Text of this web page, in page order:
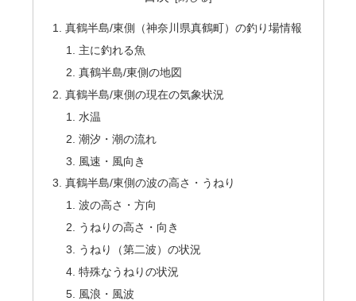
真鶴半島/東側（神奈川県真鶴町）の釣り場情報
主に釣れる魚
真鶴半島/東側の地図
真鶴半島/東側の現在の気象状況
水温
潮汐・潮の流れ
風速・風向き
真鶴半島/東側の波の高さ・うねり
波の高さ・方向
うねりの高さ・向き
うねり（第二波）の状況
特殊なうねりの状況
風浪・風波